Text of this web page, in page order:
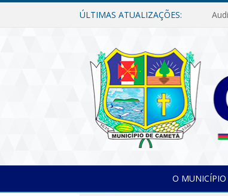
ÚLTIMAS ATUALIZAÇÕES:
O MUNICÍPIO